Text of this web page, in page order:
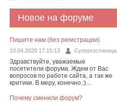
Новое на форуме
Пишите нам (без регистрации)
10.04.2020 17:15:13 Супергостиница
Здравствуйте, уважаемые
посетители форума. Ждем от Вас
вопросов по работе сайта, а так же
критики. В меру, конечно.:)...
Почему сменили форум?